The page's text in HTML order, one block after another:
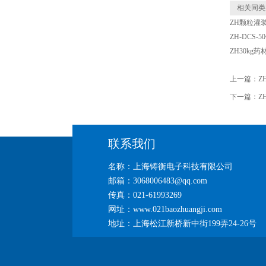
相关同类
ZH颗粒灌
ZH-DCS-
ZH30kg药
上一篇：
下一篇：
联系我们
名称：上海铸衡电子科技有限公司
邮箱：3068006483@qq.com
传真：021-61993269
网址：www.021baozhuangji.com
地址：上海松江新桥新中街199弄24-26号